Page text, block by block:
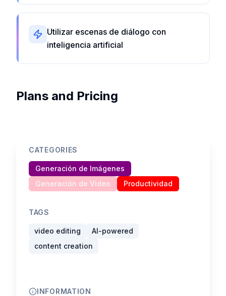
Utilizar escenas de diálogo con
inteligencia artificial
Plans and Pricing
CATEGORIES
Generación de Imágenes
Generación de Video
Productividad
TAGS
video editing
AI-powered
content creation
INFORMATION